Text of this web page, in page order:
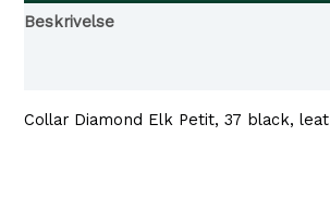
black
Beskrivelse
Collar Diamond Elk Petit, 37 black, leat